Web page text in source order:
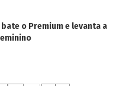
o Premium e levanta a